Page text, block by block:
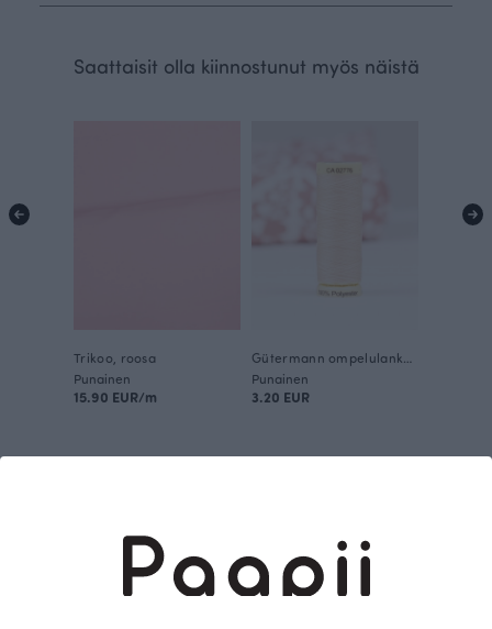
Saattaisit olla kiinnostunut myös näistä
Trikoo, roosa
Punainen
15.90 EUR/m
Punainen
3.20 EUR